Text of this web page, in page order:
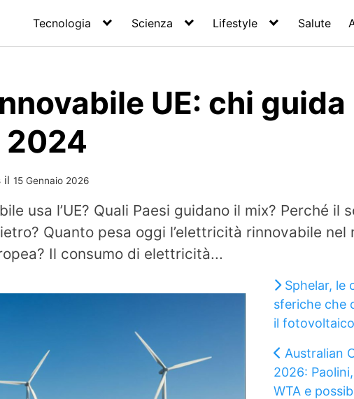
Tecnologia Scienza Lifestyle Salute
UE: chi guida
2024
il 15 Gennaio 2026
usa l’UE? Quali Paesi guidano il mix? Perché il
Quanto pesa oggi l’elettricità rinnovabile nel
Il consumo di elettricità...
Sphelar, le
sferiche che
il fotovoltaico
Australian
2026:
WTA e